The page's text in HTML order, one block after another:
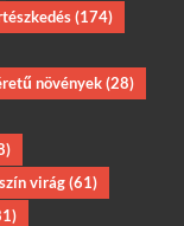
(174)
növények(28)
virág(61)